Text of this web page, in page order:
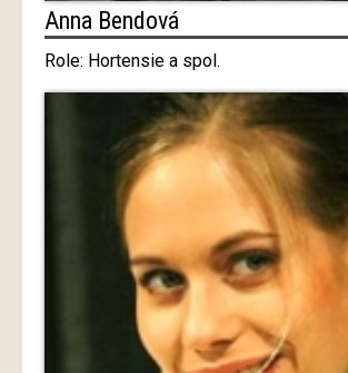
Anna Bendová
Role: Hortensie a spol.